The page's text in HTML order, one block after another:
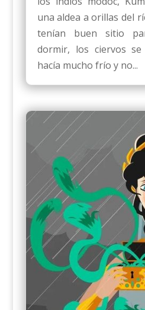
una aldea a orillas del
tenían buen sitio
dormir, los ciervos
hacía mucho frío y no...